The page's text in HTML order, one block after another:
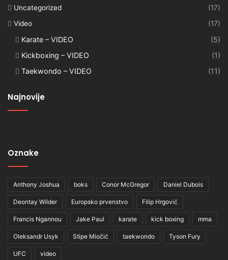
Uncategorized
(17)
Video
(17)
Karate – VIDEO
(5)
Kickboxing – VIDEO
(1)
Taekwondo – VIDEO
(11)
Najnovije
Oznake
Anthony Joshua boks Conor McGregor Daniel Dubois
Deontay Wilder Europsko prvenstvo Filip Hrgović
Francis Ngannou Jake Paul karate kick boxing mma
Oleksandr Usyk Stipe Miočić taekwondo Tyson Fury
UFC video